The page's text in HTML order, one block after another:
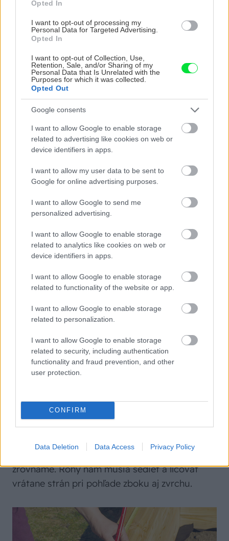
Opted In
I want to opt-out of processing my
Personal Data for Targeted Advertising.
Opted In
I want to opt-out of Collection, Use,
Retention, Sale, and/or Sharing of my
Personal Data that Is Unrelated with the
Purposes for which it was collected.
Opted Out
Google consents
I want to allow Google to enable storage
related to advertising like cookies on web or
device identifiers in apps.
I want to allow my user data to be sent to
Google for online advertising purposes.
I want to allow Google to send me
personalized advertising.
I want to allow Google to enable storage
related to analytics like cookies on web or
device identifiers in apps.
I want to allow Google to enable storage
related to functionality of the website or app.
I want to allow Google to enable storage
related to personalization.
I want to allow Google to enable storage
related to security, including authentication
functionality and fraud prevention, and other
user protection.
CONFIRM
Data Deletion Data Access Privacy Policy
Na zrovnaný základ postupne ukladáme
preväzujeme aj vrstvy trámov.
Uložíme všetky štyri rady a celý záhon precízne
zrovnáme. Rohy nám musia sedieť a lícovať
vrátane strán pri pohľade zboku aj zvrchu.